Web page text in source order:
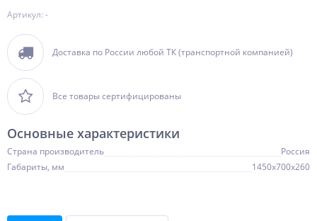
Артикул: -
Доставка по России любой ТК (транспортной компанией)
Все товары сертифицированы
Основные характеристики
Страна производитель
Россия
Габариты, мм
1450х700х260